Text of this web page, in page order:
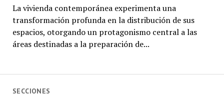
La vivienda contemporánea experimenta una
transformación profunda en la distribución de sus
espacios, otorgando un protagonismo central a las
áreas destinadas a la preparación de...
SECCIONES